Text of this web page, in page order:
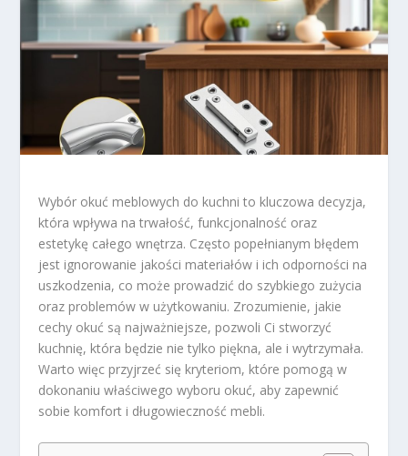
Wybór okuć meblowych do kuchni to kluczowa decyzja,
która wpływa na trwałość, funkcjonalność oraz
estetykę całego wnętrza. Często popełnianym błędem
jest ignorowanie jakości materiałów i ich odporności na
uszkodzenia, co może prowadzić do szybkiego zużycia
oraz problemów w użytkowaniu. Zrozumienie, jakie
cechy okuć są najważniejsze, pozwoli Ci stworzyć
kuchnię, która będzie nie tylko piękna, ale i wytrzymała.
Warto więc przyjrzeć się kryteriom, które pomogą w
dokonaniu właściwego wyboru okuć, aby zapewnić
sobie komfort i długowieczność mebli.